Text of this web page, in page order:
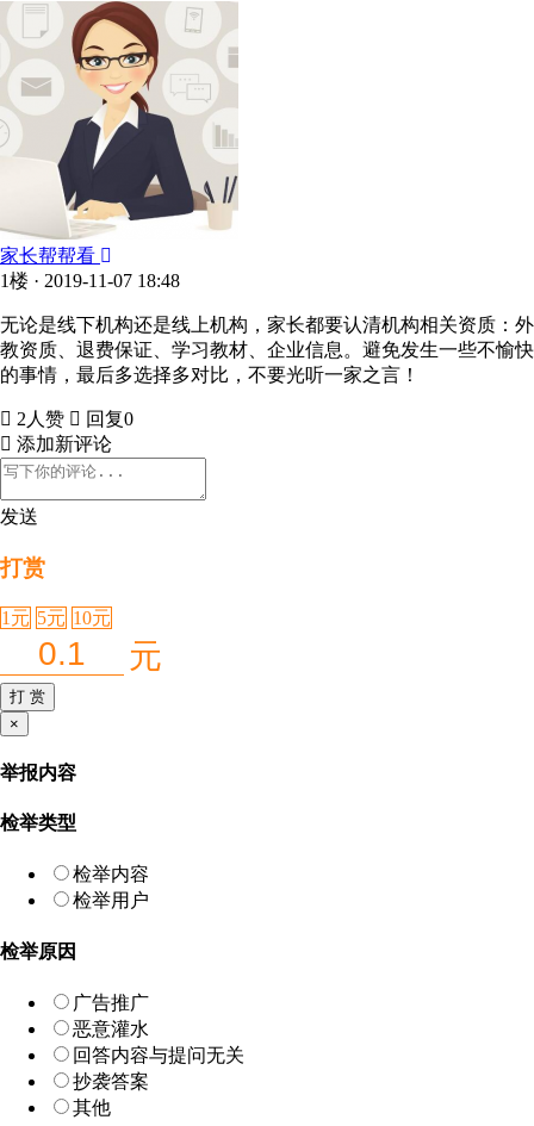
家长帮帮看
1楼 · 2019-11-07 18:48
无论是线下机构还是线上机构，家长都要认清机构相关资质：外
教资质、退费保证、学习教材、企业信息。避免发生一些不愉快
的事情，最后多选择多对比，不要光听一家之言！
2人赞
回复0
添加新评论
发送
打赏
1元 5元 10元
元
打 赏
×
举报内容
检举类型
检举内容
检举用户
检举原因
广告推广
恶意灌水
回答内容与提问无关
抄袭答案
其他